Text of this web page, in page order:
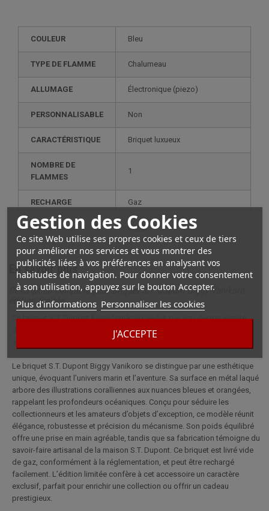
Gestion des Cookies
Ce site Web utilise ses propres cookies et ceux de tiers
pour améliorer nos services et vous montrer des
publicités liées à vos préférences en analysant vos
habitudes de navigation. Pour donner votre consentement
à son utilisation, appuyez sur le bouton Accepter.
Plus d'informations Personnaliser les cookies
J'ACCEPTE
COULEUR Bleu
TYPE DE FLAMME Chalumeau
ALLUMAGE électronique (piezo)
PERSONNALISABLE non
CARACTÉRISTIQUE briquet luxueux
NOMBRE DE
FLAMMES
1
RECHARGE gaz
MODÈLE biggy
En savoir plus
Description complète pour Briquet S.T. Dupont Biggy Vanikoro
édition limitée
Ce briquet S.T. Dupont Biggy Vanikoro séduit par son design inspiré
des fonds marins, sa finition de qualité et son édition limitée. Un
accessoire raffiné, idéal pour les amateurs de pièces d’exception.
Le briquet S.T. Dupont Biggy Vanikoro se distingue par une esthétique
unique, évoquant l’univers marin et l’aventure. Sa surface en métal laqué
arbore des illustrations coralliennes aux nuances bleues et orangées,
rappelant les profondeurs océaniques. Conçu pour séduire les
collectionneurs et les amateurs d’objets d’exception, ce modèle réunit
élégance, robustesse et précision du mécanisme. Son poids équilibré
offre une prise en main agréable, tandis que sa fabrication témoigne du
savoir-faire artisanal de la maison S.T. Dupont. Ce briquet est livré vide
de gaz, conformément à la réglementation, et peut être rechargé
facilement. L’édition limitée confère à cet accessoire un caractère
exclusif, parfait pour enrichir une collection ou offrir un cadeau
prestigieux.